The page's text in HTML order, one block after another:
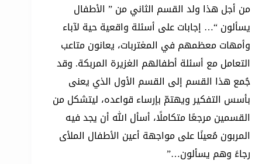
من أجل هذا ولد القسم الثاني من ” الأطفال
يسألون “… إجابات على أسئلة واقعية حية لآباء
وأمهات معظمهم في المغتربات، يعانون متاعب
التعامل مع أسئلة أطفالهم الغزيرة المربكة. وقد
جُمع هذا القسم إلى القسم الأول الذي يعنى
بأسس التفكير ويهتمّ بإرساء قواعده، ليتشكل من
القسمين مرجعًا متكاملًا، أسأل الله أن يجد فيه
المربون مُعينًا على مواجهة أعين الأطفال الملأى
رجاءً وهم يسألون…”